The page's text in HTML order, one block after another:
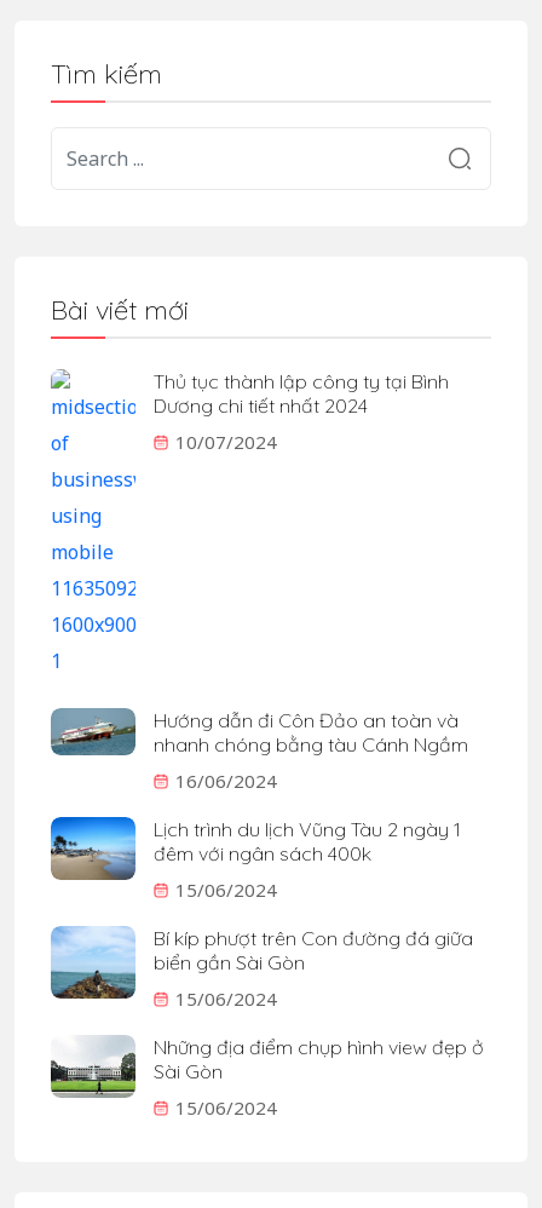
Tìm kiếm
Bài viết mới
Thủ tục thành lập công ty tại Bình
Dương chi tiết nhất 2024
10/07/2024
Hướng dẫn đi Côn Đảo an toàn và
nhanh chóng bằng tàu Cánh Ngầm
16/06/2024
Lịch trình du lịch Vũng Tàu 2 ngày 1
đêm với ngân sách 400k
15/06/2024
Bí kíp phượt trên Con đường đá giữa
biển gần Sài Gòn
15/06/2024
Những địa điểm chụp hình view đẹp ở
Sài Gòn
15/06/2024